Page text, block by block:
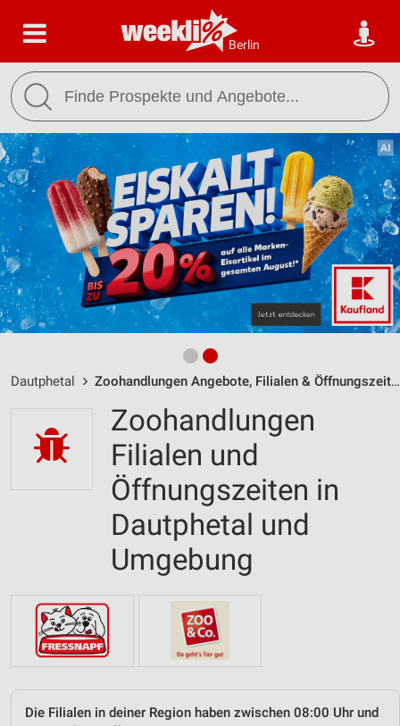
Berlin
Dautphetal Zoohandlungen Angebote, Filialen & Öffnungszeiten
Zoohandlungen
Filialen und
Öffnungszeiten in
Dautphetal und
Umgebung
Die Filialen in deiner Region haben zwischen 08:00 Uhr und